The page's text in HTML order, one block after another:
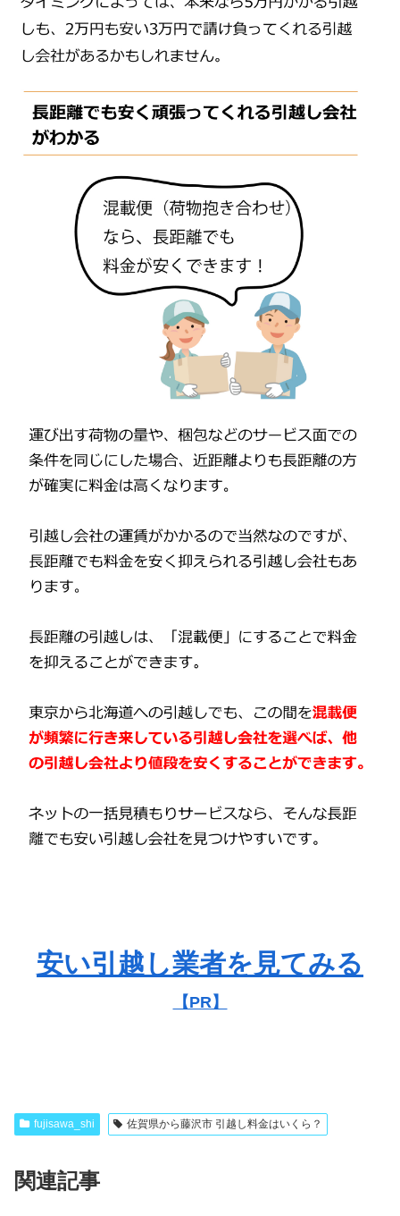
安い引越し業者を見てみる
【PR】
fujisawa_shi 佐賀県から藤沢市 引越し料金はいくら？
関連記事